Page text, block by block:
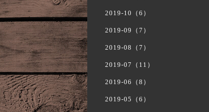
2019-10（6）
2019-09（7）
2019-08（7）
2019-07（11）
2019-06（8）
2019-05（6）